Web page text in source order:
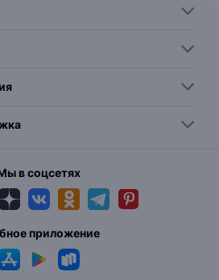
в соцсетях
приложение